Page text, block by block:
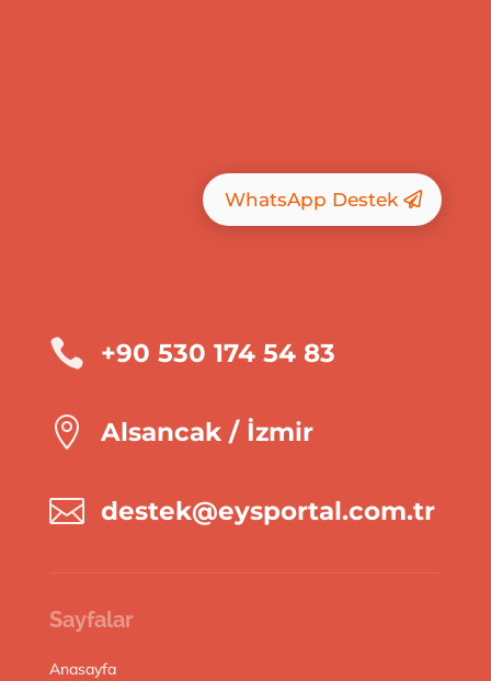
WhatsApp Destek
 +90 530 174 54 83
 Alsancak / İzmir
 destek@eysportal.com.tr
Sayfalar
Anasayfa